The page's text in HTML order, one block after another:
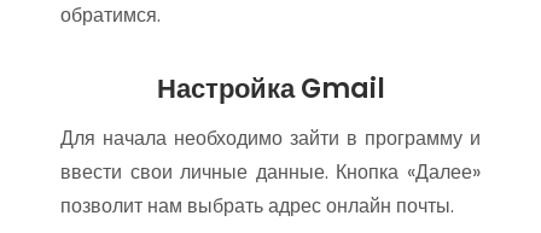
обратимся.
Настройка Gmail
Для начала необходимо зайти в программу и
ввести свои личные данные. Кнопка «Далее»
позволит нам выбрать адрес онлайн почты.